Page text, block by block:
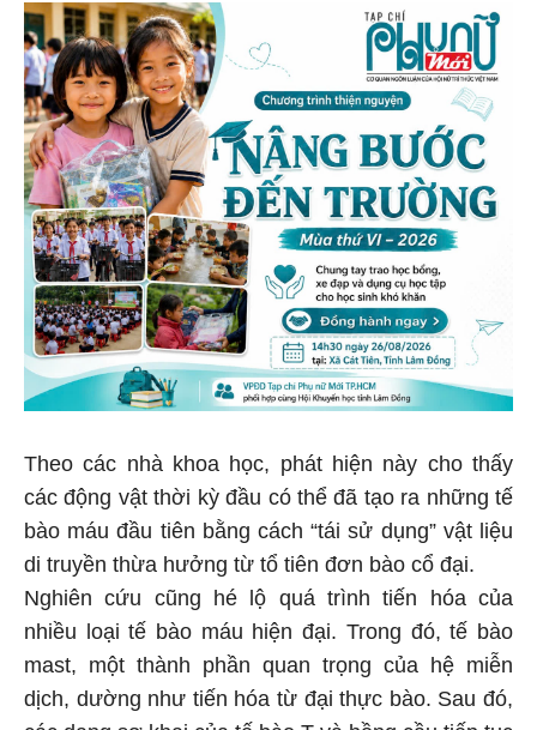
Theo các nhà khoa học, phát hiện này cho thấy
các động vật thời kỳ đầu có thể đã tạo ra những tế
bào máu đầu tiên bằng cách “tái sử dụng” vật liệu
di truyền thừa hưởng từ tổ tiên đơn bào cổ đại.
Nghiên cứu cũng hé lộ quá trình tiến hóa của
nhiều loại tế bào máu hiện đại. Trong đó, tế bào
mast, một thành phần quan trọng của hệ miễn
dịch, dường như tiến hóa từ đại thực bào. Sau đó,